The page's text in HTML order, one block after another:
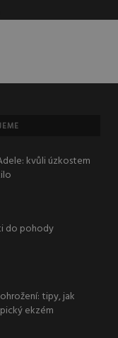
kvůli úzkostem
do pohody
tipy, jak
ekzém